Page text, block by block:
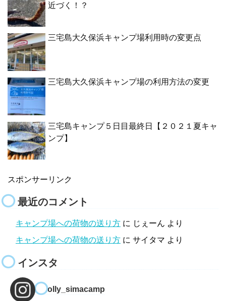
近づく！？
三宅島大久保浜キャンプ場利用時の変更点
三宅島大久保浜キャンプ場の利用方法の変更
三宅島キャンプ５日目最終日【２０２１夏キャ
ンプ】
スポンサーリンク
最近のコメント
キャンプ場への荷物の送り方 に じぇーん より
キャンプ場への荷物の送り方 に サイタマ より
インスタ
molly_simacamp